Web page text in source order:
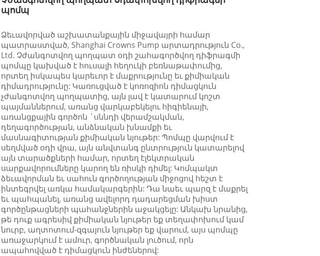
պոմպ
Ձեւավորված աշխատանքային միջավայրի համար
պատրաստված, Shanghai Crowns Pump արտադրություն Co.,
Ltd. Չժանգոտվող պողպատ օդի շահագործվող դիֆրագմի
պոմպը կախված է հուսալի հեղուկի բեռնաթափումից,
որտեղ իսկապես կարեւոր է մաքրությունը եւ քիմիական
դիմադրությունը: Կառուցված է կոռոզիոն դիմացկուն
չժանգոտվող պողպատից, այն լավ է կատարում կոշտ
պայմաններում, առանց վարկաբեկելու հիգիենայի,
առանցքային գործոն `սննդի վերամշակման,
դեղագործության, անձնական խնամքի եւ
մասնագիտության քիմիական նյութեր: Պոմպը վարվում է
սեղմված օդի վրա, այն անվտանգ ընտրություն կատարելով
այն տարածքների համար, որտեղ էլեկտրական
սարքավորումները կարող են ռիսկի դիմել: Կոմպակտ
ձեւավորման եւ սահուն գործողության միջոցով հեշտ է
ինտեգրվել առկա համակարգերին: Դա նաեւ պարզ է մաքրել
եւ պահպանել, առանց ավելորդ դադարեցման խիստ
գործընթացների պահանջներին աջակցելը: Անկախ նրանից,
թե դուք ագրեսիվ քիմիական նյութեր եք տեղափոխում կամ
նուրբ, աղտոտում-զգայուն նյութեր եք վարում, այս պոմպը
առաջարկում է ամուր, գործնական լուծում, որն
ապահովված է դիմացկուն ինժեներով: